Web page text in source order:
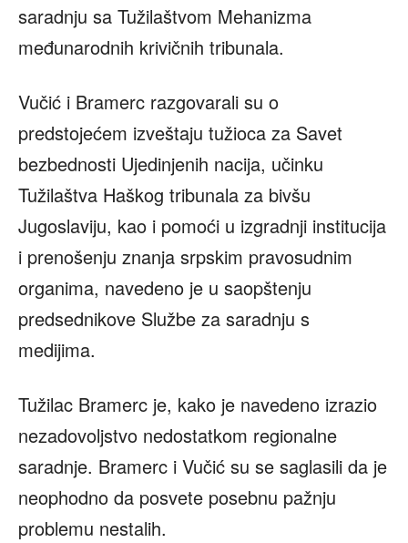
saradnju sa Tužilaštvom Mehanizma
međunarodnih krivičnih tribunala.
Vučić i Bramerc razgovarali su o
predstojećem izveštaju tužioca za Savet
bezbednosti Ujedinjenih nacija, učinku
Tužilaštva Haškog tribunala za bivšu
Jugoslaviju, kao i pomoći u izgradnji institucija
i prenošenju znanja srpskim pravosudnim
organima, navedeno je u saopštenju
predsednikove Službe za saradnju s
medijima.
Tužilac Bramerc je, kako je navedeno izrazio
nezadovoljstvo nedostatkom regionalne
saradnje. Bramerc i Vučić su se saglasili da je
neophodno da posvete posebnu pažnju
problemu nestalih.